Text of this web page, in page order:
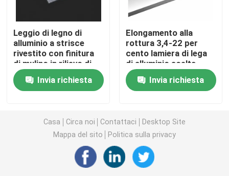
Tubo degli ss 304
Tubo di acciaio inossidabile
piatto di alluminio dello strato
Lamina di metallo di acciaio inossidabile
Striscia di acciaio inossidabile
Leggio di legno di
alluminio a strisce
rivestito con finitura
di mulino in rilievo di
tipo 7075 adatto per
usi aerospaziali,
automobilistici e
Invia richiesta
Elongamento alla
rottura 3,4-22 per
cento lamiera di lega
di alluminio scelta
ideale per componenti
strutturali e
fabbricazione
Invia richiesta
Casa Circa noi Contattaci
Desktop Site
Mappa del sito
Politica sulla privacy